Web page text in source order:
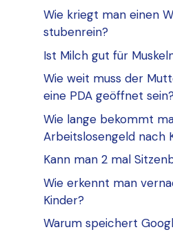
Wie kriegt man einen
stubenrein?
Ist Milch gut für
Wie weit muss der
eine PDA geöffnet
Wie lange bekommt
Arbeitslosengeld nach
Kann man 2 mal
Wie erkennt man
Kinder?
Warum speichert